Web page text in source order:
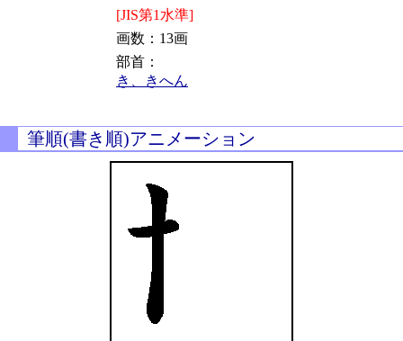
[JIS第1水準]
画数：13画
部首：
き、きへん
筆順(書き順)アニメーション